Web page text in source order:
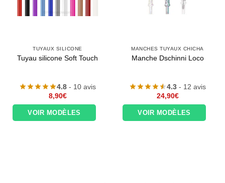
TUYAUX SILICONE
Tuyau silicone Soft Touch
4.8 - 10 avis
8,90€
VOIR MODÈLES
MANCHES TUYAUX CHICHA
Manche Dschinni Loco
4.3 - 12 avis
24,90€
VOIR MODÈLES